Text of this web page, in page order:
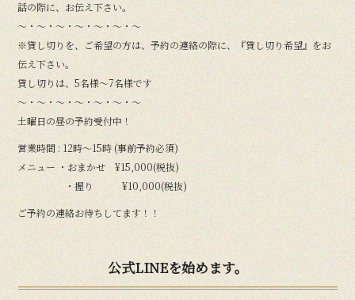
話の際に、お伝え下さい。
〜・〜・〜・〜・〜・〜・〜
※貸し切りを、ご希望の方は、予約の連絡の際に、『貸し切り希望』をお
伝え下さい。
貸し切りは、5名様〜7名様です
〜・〜・〜・〜・〜・〜・〜
土曜日の昼の予約受付中！
営業時間 : 12時〜15時 (事前予約必須)
メニュー ・おまかせ ¥15,000(税抜)
・握り ¥10,000(税抜)
ご予約の連絡お待ちしてます！！
公式LINEを始めます。